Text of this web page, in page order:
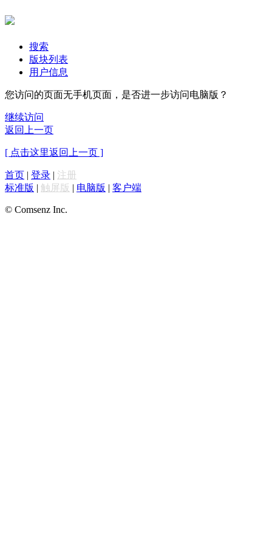
搜索
版块列表
用户信息
您访问的页面无手机页面，是否进一步访问电脑版？
继续访问
返回上一页
[ 点击这里返回上一页 ]
首页 | 登录 | 注册
标准版 | 触屏版 | 电脑版 | 客户端
© Comsenz Inc.